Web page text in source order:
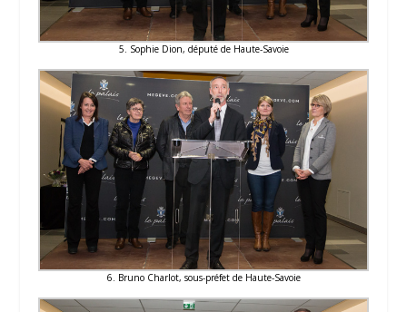
5. Sophie Dion, député de Haute-Savoie
6. Bruno Charlot, sous-préfet de Haute-Savoie